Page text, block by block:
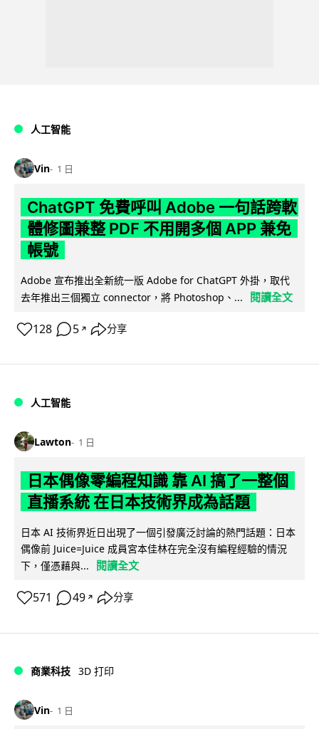
人工智能
Vin 1 日
ChatGPT 免費呼叫 Adobe 一句話跨軟
體修圖兼整 PDF 不用開多個 APP 兼免
帳號
Adobe 宣布推出全新統一版 Adobe for ChatGPT 外掛，取代
去年推出三個獨立 connector，將 Photoshop、...
閱讀全文
128 5 ↗ 分享
人工智能
Lawton 1 日
日本偶像零編程知識 靠 AI 搞了一整個
直播系統 在日本技術界成為話題
日本 AI 技術界近日出現了一個引發廣泛討論的熱門話題：日本
偶像前 Juice=Juice 成員宮本佳林在完全沒有編程經驗的情況
下，僅憑藉與...
閱讀全文
571 49 ↗ 分享
商業科技 3D 打印
Vin 1 日